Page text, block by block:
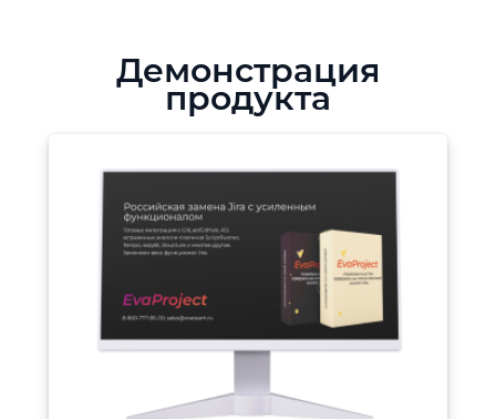
Демонстрация
продукта